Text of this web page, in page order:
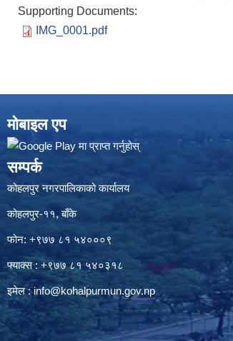
Supporting Documents:
IMG_0001.pdf
मोबाइल एप
सम्पर्क
कोहलपुर नगरपालिकाको कार्यालय
कोहलपुर-११, बाँके
फोन: +९७७ ८१ ५४०००९
फ्याक्स : +९७७ ८१ ५४०३१८
इमेल :info@kohalpurmun.gov.np